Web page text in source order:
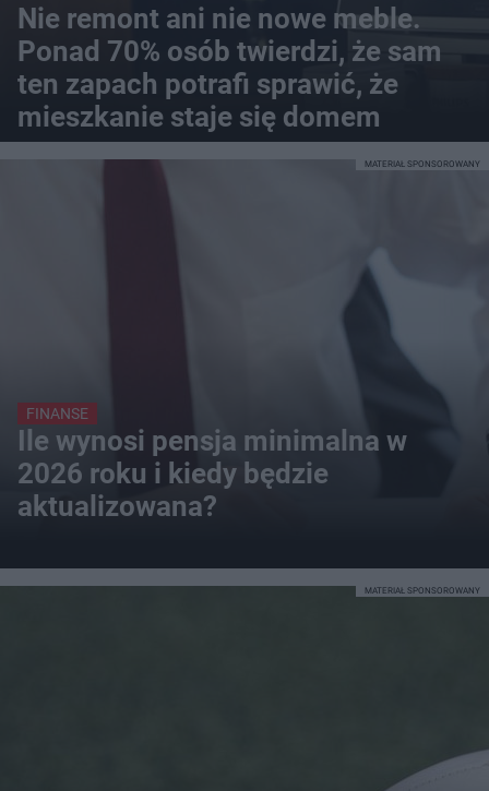
Nie remont ani nie nowe meble.
Ponad 70% osób twierdzi, że sam
ten zapach potrafi sprawić, że
mieszkanie staje się domem
FINANSE
Ile wynosi pensja minimalna w
2026 roku i kiedy będzie
aktualizowana?
MATERIAŁ SPONSOROWANY
MATERIAŁ SPONSOROWANY